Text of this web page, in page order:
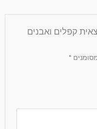
קפלים ואבנים
*